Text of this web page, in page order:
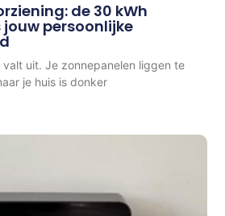
de 30 kWh
persoonlijke
uit. Je zonnepanelen liggen te
je huis is donker